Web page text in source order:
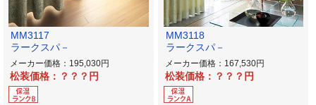
MM3117
ラークスパ－
メーカー価格：195,030
松装価格：？？？
MM3118
ラークスパ－
メーカー価格：167,530
松装価格：？？？